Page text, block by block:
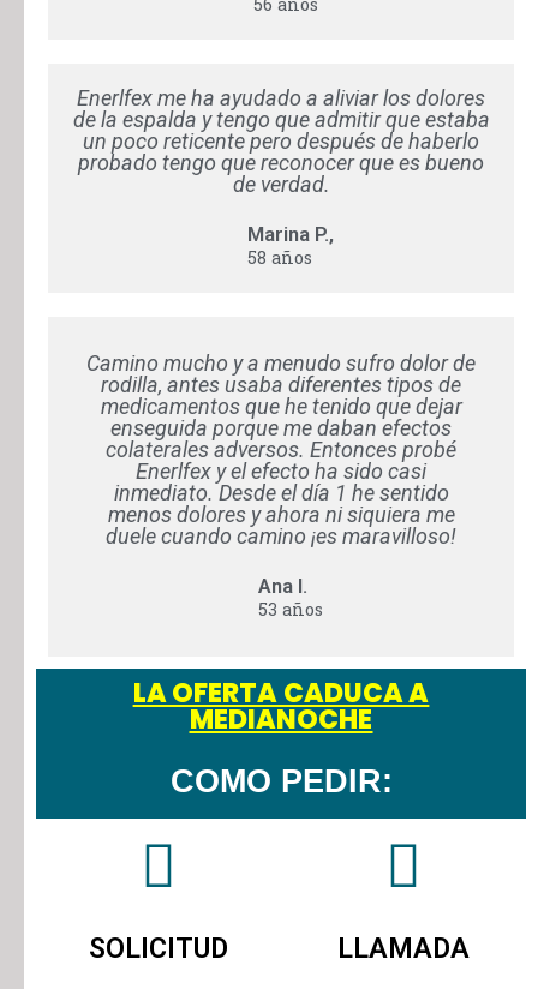
Enerlfex me ha ayudado a aliviar los dolores
de la espalda y tengo que admitir que estaba
un poco reticente pero después de haberlo
probado tengo que reconocer que es bueno
de verdad.
Marina P.,
58 años
Camino mucho y a menudo sufro dolor de
rodilla, antes usaba diferentes tipos de
medicamentos que he tenido que dejar
enseguida porque me daban efectos
colaterales adversos. Entonces probé
Enerlfex y el efecto ha sido casi
inmediato. Desde el día 1 he sentido
menos dolores y ahora ni siquiera me
duele cuando camino ¡es maravilloso!
Ana I.
53 años
LA OFERTA CADUCA A
MEDIANOCHE
COMO PEDIR:
SOLICITUD LLAMADA